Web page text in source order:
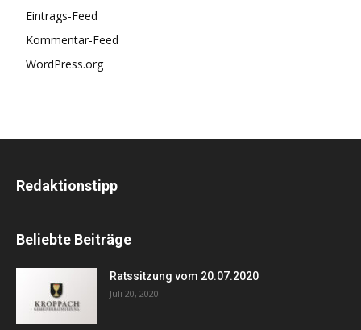
Eintrags-Feed
Kommentar-Feed
WordPress.org
Redaktionstipp
Beliebte Beiträge
Ratssitzung vom 20.07.2020
Juli 20, 2020